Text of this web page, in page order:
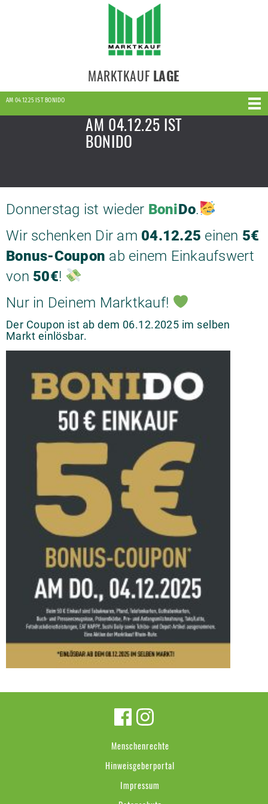
MARKTKAUF LAGE
AM 04.12.25 IST BONIDO
AM 04.12.25 IST
BONIDO
Donnerstag ist wieder BoniDo.
Wir schenken Dir am 04.12.25 einen 5€
Bonus-Coupon ab einem Einkaufswert
von 50€!
Nur in Deinem Marktkauf!
Der Coupon ist ab dem 06.12.2025 im selben
Markt einlösbar.
Menschenrechte
Hinweisgeberportal
Impressum